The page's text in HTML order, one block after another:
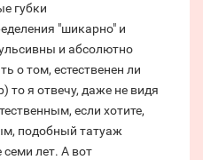
губки
"шикарно" и
и абсолютно
о том, естественен ли
то я отвечу, даже не видя
если хотите,
подобный татуаж
лет. А вот